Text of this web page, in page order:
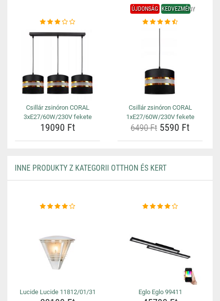
Csillár zsinóron CORAL
3xE27/60W/230V fekete
19090 Ft
ÚJDONSÁG KEDVEZMÉNY
Csillár zsinóron CORAL
1xE27/60W/230V fekete
6490 Ft 5590 Ft
INNE PRODUKTY Z KATEGORII OTTHON ÉS KERT
Lucide Lucide 11812/01/31 Eglo Eglo 99411